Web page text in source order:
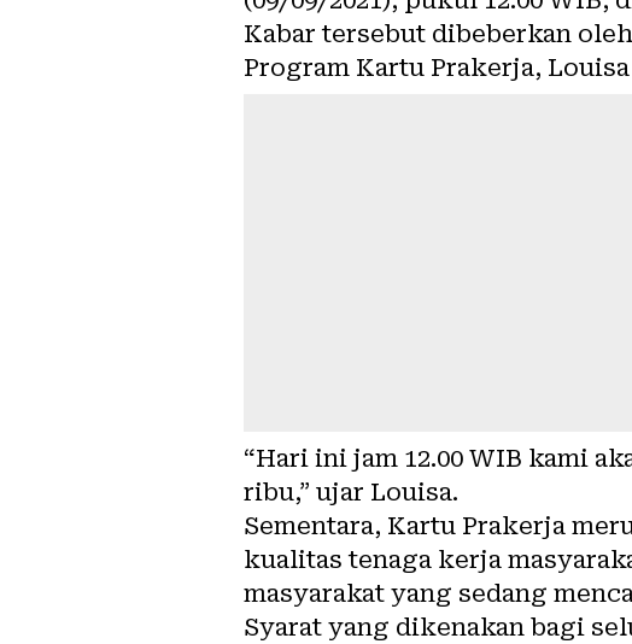
Kabar tersebut dibeberkan oleh
Program Kartu Prakerja,
“Hari ini jam 12.00 WIB kami
ribu,” ujar Louisa.
Sementara, Kartu Prakerja
kualitas tenaga kerja
masyarakat yang sedang
Syarat yang dikenakan bagi